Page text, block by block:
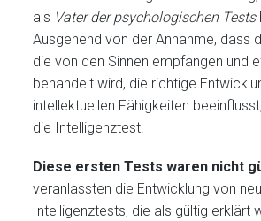
als Vater der psychologischen Tests
Ausgehend von der Annahme, dass
die von den Sinnen empfangen und
behandelt wird, die richtige
intellektuellen Fähigkeiten
die Intelligenztest.
Diese ersten Tests waren nicht
veranlassten die Entwicklung von
Intelligenztests, die als gültig erklärt